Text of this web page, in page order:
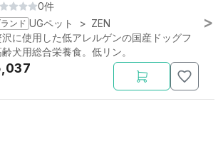
0件
ンド UGペット > ZEN
に使用した低アレルゲンの国産ドッグフ
犬用総合栄養食。低リン。